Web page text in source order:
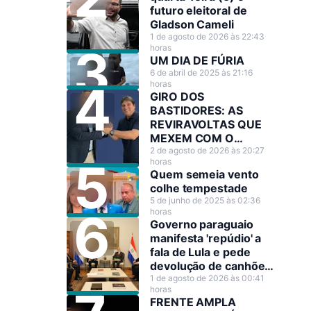
futuro eleitoral de
Gladson Cameli
1 de agosto de 2026 às 22:43
horas
UM DIA DE FÚRIA
6 de abril de 2025 às 21:16
horas
GIRO DOS
BASTIDORES: AS
REVIRAVOLTAS QUE
MEXEM COM O
CENÁRIO POLÍTICO
2 de agosto de 2026 às 20:27
horas
Quem semeia vento
colhe tempestade
5 de junho de 2025 às 02:36
horas
Governo paraguaio
manifesta 'repúdio' a
fala de Lula e pede
devolução de canhões
de guerra
1 de agosto de 2026 às 00:41
horas
FRENTE AMPLA